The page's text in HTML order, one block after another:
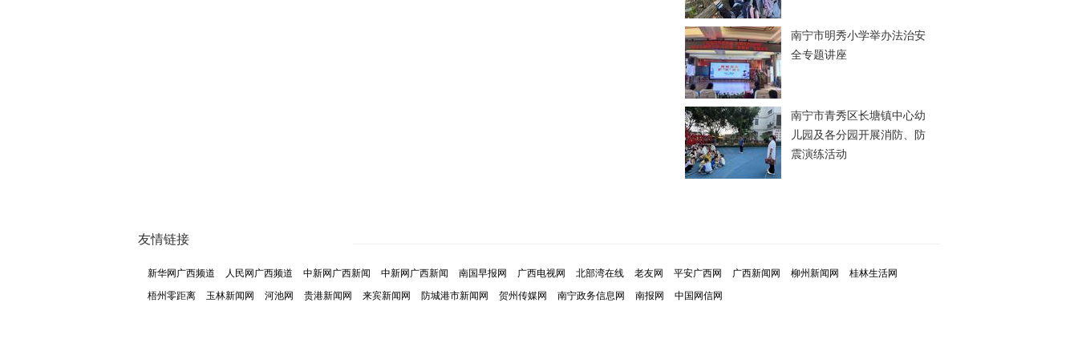
南宁市明秀小学举办法治安
全专题讲座
南宁市青秀区长塘镇中心幼
儿园及各分园开展消防、防
震演练活动
友情链接
新华网广西频道 人民网广西频道 中新网广西新闻 中新网广西新闻 南国早报网 广西电视网 北部湾在线 老友网 平安广西网 广西新闻网 柳州新闻网
桂林生活网
梧州零距离
玉林新闻网 河池网 贵港新闻网 来宾新闻网 防城港市新闻网 贺州传媒网 南宁政务信息网 南报网 中国网信网